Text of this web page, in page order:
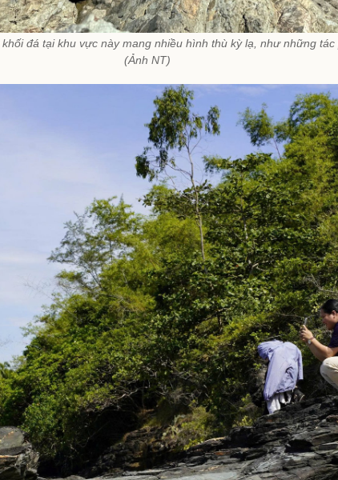
đá tại khu vực này mang nhiều hình thù kỳ lạ, như những
(Ảnh NT)